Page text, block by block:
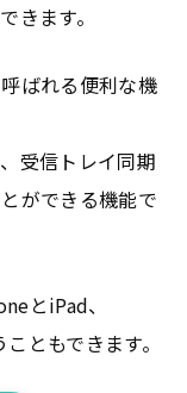
きます。
ばれる便利な機
受信トレイ同期
ができる機能で
とiPad、
ともできます。